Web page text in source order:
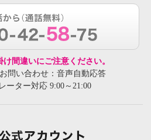
間違いにご注意ください。
問い合わせ：音声自動応答
ーター対応 9:00～21:00